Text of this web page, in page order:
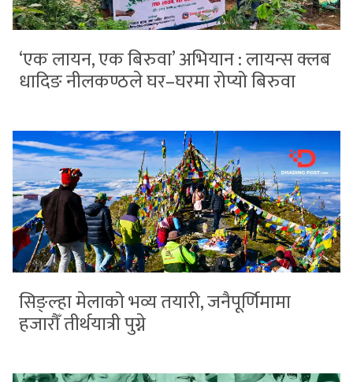
‘एक लायन, एक बिरुवा’ अभियान : लायन्स क्लब
धादिङ नीलकण्ठले घर–घरमा रोप्यो बिरुवा
सिङ्ल्हा मेलाको भव्य तयारी, जनैपूर्णिमामा
हजारौँ तीर्थयात्री पुग्ने